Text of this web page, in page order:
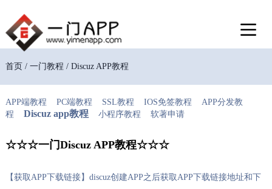
首页 / 一门教程 / Discuz APP教程
APP端教程 PC端教程 SSL教程 IOS免签教程
APP分发教
程
Discuz app教程 小程序教程 软著申请
☆☆☆一门Discuz APP教程☆☆☆
【获取APP下载链接】discuz创建APP之后获取APP下载链接地址和下